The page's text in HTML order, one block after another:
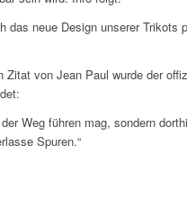
das neue Design unserer Trikots
Zitat von Jean Paul wurde der
Weg führen mag, sondern
Spuren.“